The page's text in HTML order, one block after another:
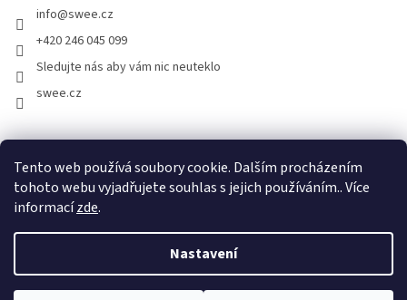
Tento web používá soubory cookie. Dalším procházením
tohoto webu vyjadřujete souhlas s jejich používáním.. Více
informacízde.
Nastavení
info@swee.cz
+420 246 045 099
Sledujte nás aby vám nic neuteklo
swee.cz
Copyright 2026Swee.cz. Všechna práva vyhrazena.Upravit